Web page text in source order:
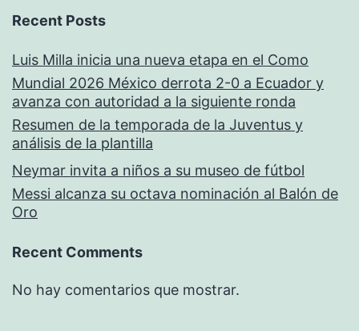
Recent Posts
Luis Milla inicia una nueva etapa en el Como
Mundial 2026 México derrota 2-0 a Ecuador y
avanza con autoridad a la siguiente ronda
Resumen de la temporada de la Juventus y
análisis de la plantilla
Neymar invita a niños a su museo de fútbol
Messi alcanza su octava nominación al Balón de
Oro
Recent Comments
No hay comentarios que mostrar.